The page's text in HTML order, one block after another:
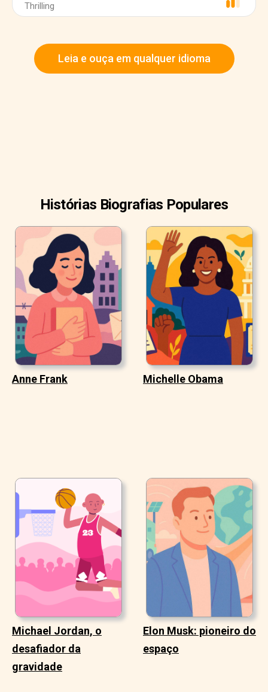
Thrilling
Leia e ouça em qualquer idioma
Histórias Biografias Populares
Anne Frank Michelle Obama
Michael Jordan, o
desafiador da
gravidade
Elon Musk: pioneiro do
espaço